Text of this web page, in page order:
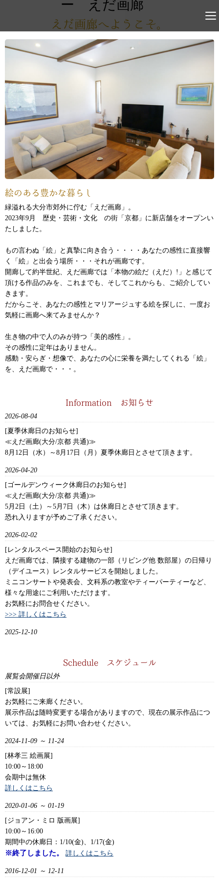
えだ画廊へようこそ。
絵のある豊かな暮らし
緑溢れる大分市郊外に佇む「えだ画廊」。
2023年9月 歴史・芸術・文化 の街「京都」に新店舗をオープンい
たしました。
もの言わぬ「絵」と真摯に向き合う・・・・あなたの感性に直接響
く「絵」と出会う場所・・・それが画廊です。
開廊して約半世紀、えだ画廊では「本物の絵だ（えだ）!」と感じて
頂ける作品のみを、これまでも、そしてこれからも、ご紹介してい
きます。
だからこそ、あなたの感性とマリアージュする絵を探しに、一度お
気軽に画廊へ来てみませんか？
生き物の中で人のみが持つ「美的感性」。
その感性に定年はありません。
感動・安らぎ・想像で、あなたの心に栄養を満たしてくれる「絵」
を、えだ画廊で・・・。
Information お知らせ
2026-08-04
[夏季休廊日のお知らせ]
≪えだ画廊(大分/京都 共通)≫
8月12日（水）～8月17日（月）夏季休廊日とさせて頂きます。
2026-04-20
[ゴールデンウィーク休廊日のお知らせ]
≪えだ画廊(大分/京都 共通)≫
5月2日（土）～5月7日（木）は休廊日とさせて頂きます。
恐れ入りますが予めご了承ください。
2026-02-02
[レンタルスペース開始のお知らせ]
えだ画廊では、隣接する建物の一部（リビング他 数部屋）の日帰り
（デイユース）レンタルサービスを開始しました。
ミニコンサートや発表会、文科系の教室やティーパーティーなど、
様々な用途にご利用いただけます。
お気軽にお問合せください。
>>> 詳しくはこちら
2025-12-10
12月27日（土）～1月5日（月）まで年末年始休廊日とさせて頂きま
す。
[京都えだ画廊]
12月30日（火）～1月4日（日）まで年末年始休廊日とさせて頂きま
す。
[夏季休廊日のお知らせ]
[えだ画廊(大分)]
8月12日（火）～8月18日（月）夏季休廊日とさせて頂きます。
[京都えだ画廊]
通常通り営業致します。
2025-05-20
[臨時休業のお知らせ]
[京都えだ画廊]
6月2日(月）～6日（金）まで臨時休業とさせて頂きます。
2025-04-19
[ゴールデンウィーク休廊日のお知らせ]
Schedule スケジュール
展覧会開催日以外
[常設展]
お気軽にご来廊ください。
展示作品は随時変更する場合がありますので、現在の展示作品につ
いては、お気軽にお問い合わせください。
2024-11-09 ～ 11-24
[林孝三 絵画展]
10:00～18:00
会期中は無休
詳しくはこちら
2020-01-06 ～ 01-19
[ジョアン・ミロ 版画展]
10:00～16:00
期間中の休廊日：1/10(金)、1/17(金)
※終了しました。 詳しくはこちら
2016-12-01 ～ 12-11